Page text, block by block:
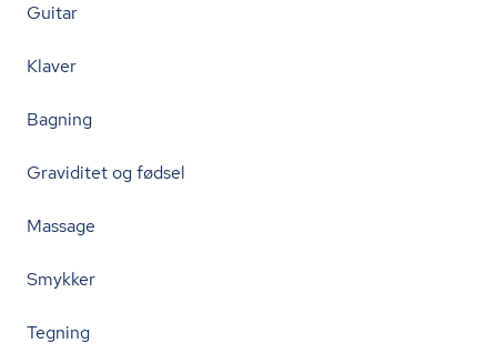
Guitar
Klaver
Bagning
Graviditet og fødsel
Massage
Smykker
Tegning